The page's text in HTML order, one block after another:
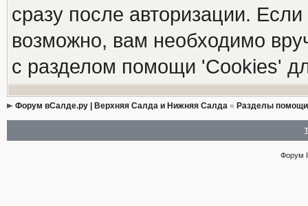
сразу после авторизации.
возможно, вам необходимо
с разделом помощи 'Cookies'
Форум вСалде.ру | Верхняя Салда и Нижняя Салда» Разделы
Форум